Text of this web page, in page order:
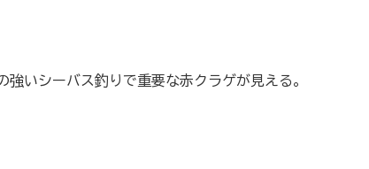
いシーバス釣りで重要な赤クラゲが見える。